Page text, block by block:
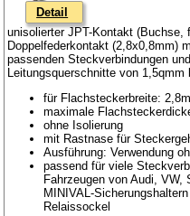
Detail
unisolierter JPT-Kontakt (Buchse,
Doppelfederkontakt (2,8x0,8mm)
passenden Steckverbindungen
Leitungsquerschnitte von 1,5qmm
für Flachsteckerbreite:
maximale
ohne Isolierung
mit Rastnase für
Ausführung: Verwendung
passend für viele
Fahrzeugen von Audi, VW,
MINIVAL-
Relaissockel